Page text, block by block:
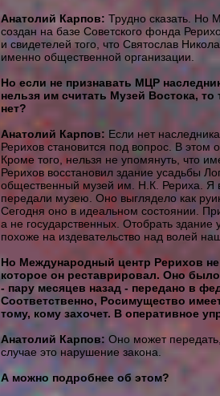
Анатолий Карпов: Трудно сказать. Но
создан на базе Советского фонда
и свидетелей того, что Святослав
именно общественной организации.
Но если не признавать МЦР
нельзя им считать Музей Востока,
нет?
Анатолий Карпов: Если нет
Рерихов становится под вопрос. В этом
Кроме того, нельзя не упомянуть, что
Рерихов восстановил здание усадьбы
общественный музей им. Н.К. Рериха. Я
передали музею. Оно выглядело как
Сегодня оно в идеальном состоянии.
а не государственных. Отобрать здание
похоже на издевательство над волей
Но Международный центр Рерихов не
которое он реставрировал. Оно
- пару месяцев назад - передано в
Соответственно, Росимущество
тому, кому захочет. В оперативное
Анатолий Карпов: Оно может
случае это нарушение закона.
А можно подробнее об этом?